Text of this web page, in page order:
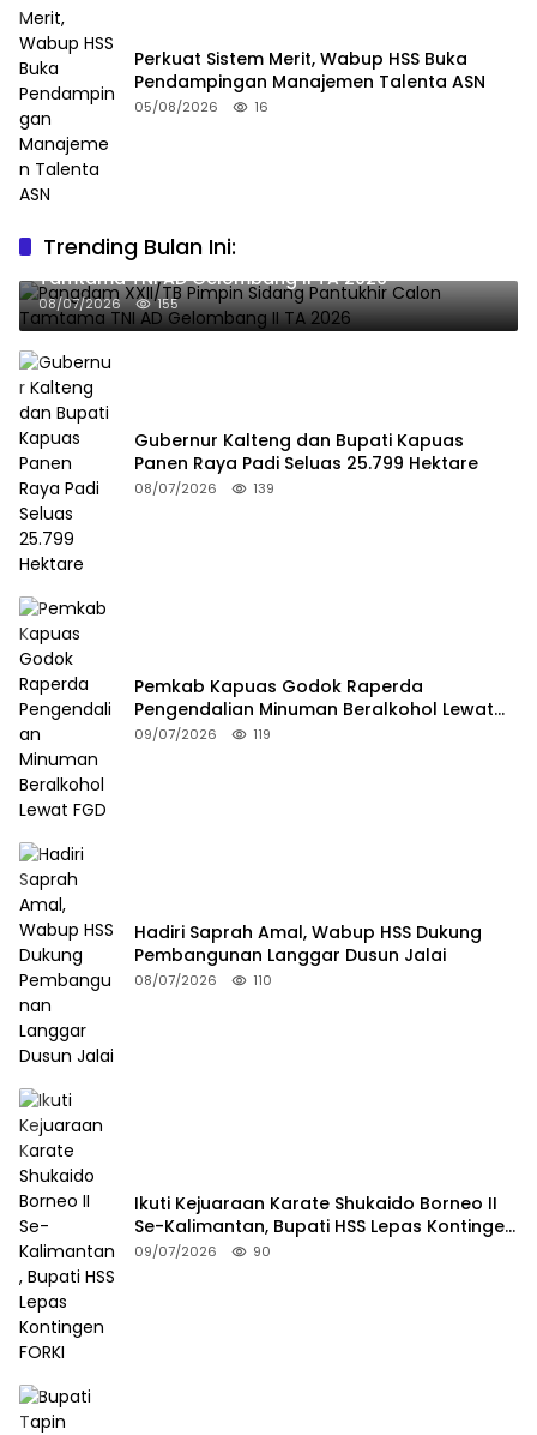
Perkuat Sistem Merit, Wabup HSS Buka
Pendampingan Manajemen Talenta ASN
05/08/2026 16
Trending Bulan Ini:
Pangdam XXII/TB Pimpin Sidang Pantukhir Calon
Tamtama TNI AD Gelombang II TA 2026
08/07/2026 155
Gubernur Kalteng dan Bupati Kapuas
Panen Raya Padi Seluas 25.799 Hektare
08/07/2026 139
Pemkab Kapuas Godok Raperda
Pengendalian Minuman Beralkohol Lewat
FGD
09/07/2026 119
Hadiri Saprah Amal, Wabup HSS Dukung
Pembangunan Langgar Dusun Jalai
08/07/2026 110
Ikuti Kejuaraan Karate Shukaido Borneo II
Se-Kalimantan, Bupati HSS Lepas Kontingen
FORKI
09/07/2026 90